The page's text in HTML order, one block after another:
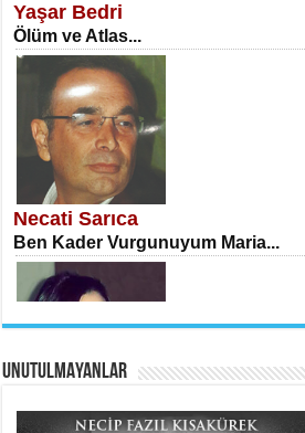
İSA KARATEPE
Ekranlar Arasında Kaybolan İnsan...
AHMET URFALI
Tahlil Denemesi...
Yaşar Bedri
Ölüm ve Atlas...
Necati Sarıca
Ben Kader Vurgunuyum Maria...
Sibel Orhan
UNUTULMAYANLAR